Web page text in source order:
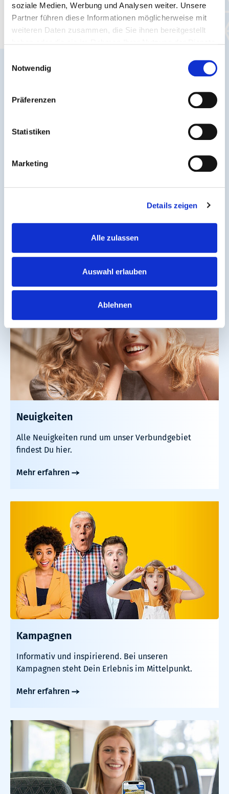
soziale Medien, Werbung und Analysen weiter. Unsere
Partner führen diese Informationen möglicherweise mit
weiteren Daten zusammen, die Sie ihnen bereitgestellt
Notwendig
Präferenzen
Statistiken
Marketing
Details zeigen
Alle zulassen
Auswahl erlauben
Ablehnen
Bleib auf dem Laufenden - aktuelle
Verkehrsmeldungen und Infos für Dich.
Mehr erfahren
Neuigkeiten
Alle Neuigkeiten rund um unser Verbundgebiet
findest Du hier.
Mehr erfahren
Kampagnen
Informativ und inspirierend. Bei unseren
Kampagnen steht Dein Erlebnis im Mittelpunkt.
Mehr erfahren